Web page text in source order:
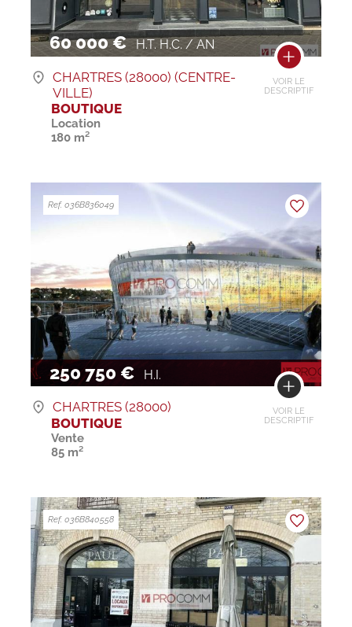
60 000 € H.T. H.C. / AN
VOIR LE
DESCRIPTIF
CHARTRES (28000) (CENTRE-
VILLE)
BOUTIQUE
Location
180 m²
250 750 € H.I.
VOIR LE
DESCRIPTIF
Ref. 036B836049
CHARTRES (28000)
BOUTIQUE
Vente
85 m²
Ref. 036B840558